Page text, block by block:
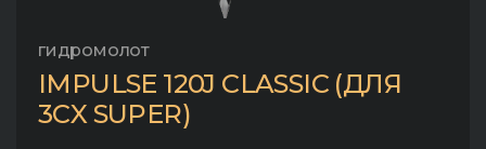
гидромолот
IMPULSE 120J CLASSIC (ДЛЯ
3CX SUPER)